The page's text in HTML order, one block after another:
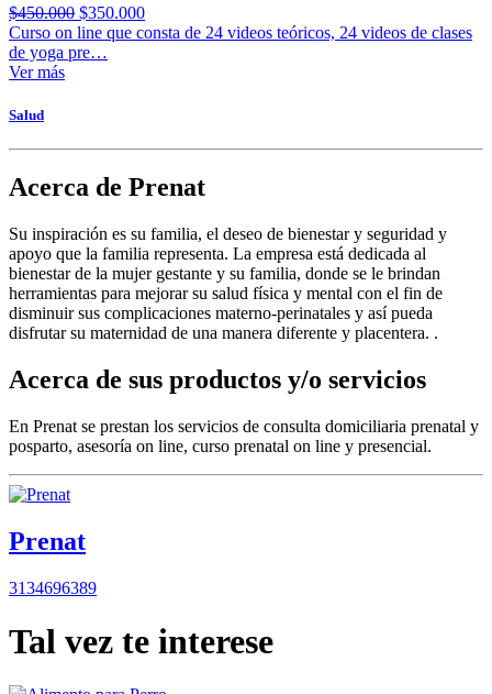
$450.000 El
precio
original
$350.000El
precio
Curso on line que consta de 24 videos teóricos, 24 videos de clases
de yoga pre…
Ver más
Salud
Acerca de Prenat
Su inspiración es su familia, el deseo de bienestar y seguridad y
apoyo que la familia representa. La empresa está dedicada al
bienestar de la mujer gestante y su familia, donde se le brindan
herramientas para mejorar su salud física y mental con el fin de
disminuir sus complicaciones materno-perinatales y así pueda
disfrutar su maternidad de una manera diferente y placentera. .
Acerca de sus productos y/o servicios
En Prenat se prestan los servicios de consulta domiciliaria prenatal y
posparto, asesoría on line, curso prenatal on line y presencial.
Prenat
3134696389
Tal vez te interese